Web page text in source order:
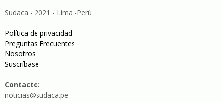
Sudaca - 2021 - Lima -Perú
Política de privacidad
Preguntas Frecuentes
Nosotros
Suscríbase
Contacto:
noticias@sudaca.pe